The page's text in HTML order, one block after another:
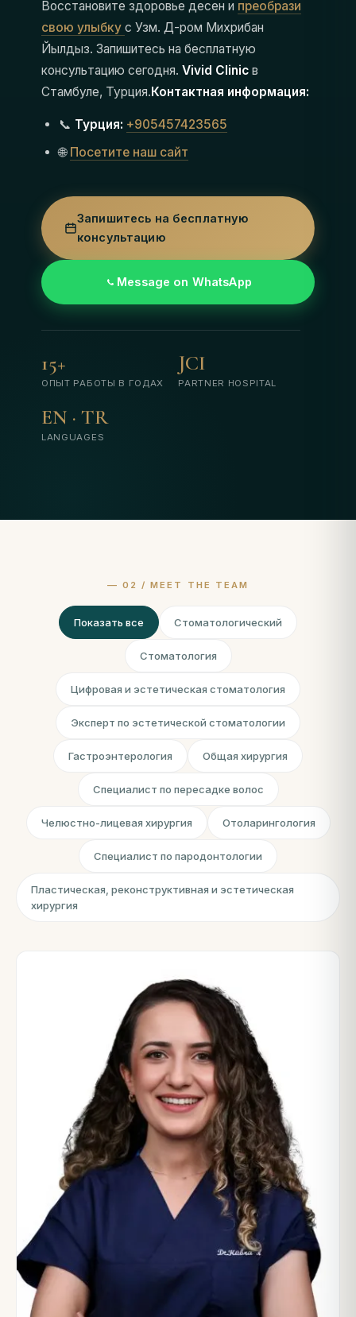
Восстановите здоровье десен и преобрази
свою улыбку с Узм. Д-ром Михрибан
Йылдыз. Запишитесь на бесплатную
консультацию сегодня. Vivid Clinic в
Стамбуле, Турция.Контактная информация:
📞 Турция: +905457423565
🌐 Посетите наш сайт
Запишитесь на бесплатную
консультацию
Message on WhatsApp
15+
ОПЫТ РАБОТЫ В ГОДАХ
JCI
PARTNER HOSPITAL
EN · TR
LANGUAGES
Показать все Стоматологический
Стоматология
Цифровая и эстетическая стоматология
Эксперт по эстетической стоматологии
Гастроэнтерология Общая хирургия
Специалист по пересадке волос
Челюстно-лицевая хирургия Отоларингология
Специалист по пародонтологии
Пластическая, реконструктивная и эстетическая
хирургия